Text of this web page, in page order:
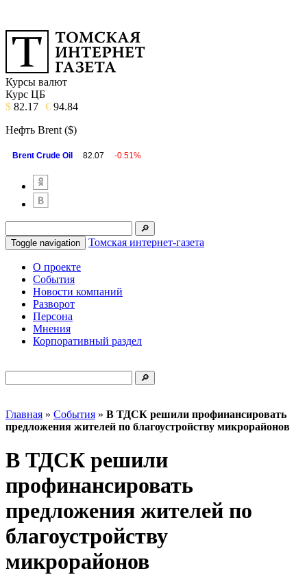
Курсы валют
Курс ЦБ
$ 82.17 € 94.84
Нефть Brent ($)
Brent Crude Oil 82.07 -0.51%
Toggle navigation Томская интернет-газета
О проекте
События
Новости компаний
Разворот
Персона
Мнения
Корпоративный раздел
Главная » События » В ТДСК решили профинансировать
предложения жителей по благоустройству микрорайонов
В ТДСК решили
профинансировать
предложения жителей по
благоустройству
микрорайонов